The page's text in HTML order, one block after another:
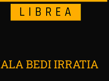
BEDI IRRATIA